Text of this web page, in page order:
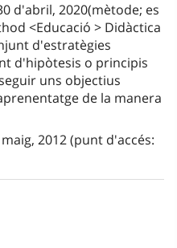
d'abril, 2020(mètode; es
<Educació > Didàctica
d'estratègies
d'hipòtesis o principis
uns objectius
de la manera
2012 (punt d'accés: